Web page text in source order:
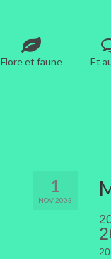
Flore et faune Et
1
NOV 2003